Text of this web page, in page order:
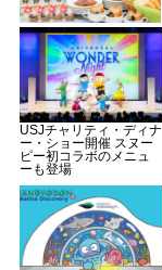
USJチャリティ・ディナ
ー・ショー開催 スヌー
ピー初コラボのメニュ
ーも登場